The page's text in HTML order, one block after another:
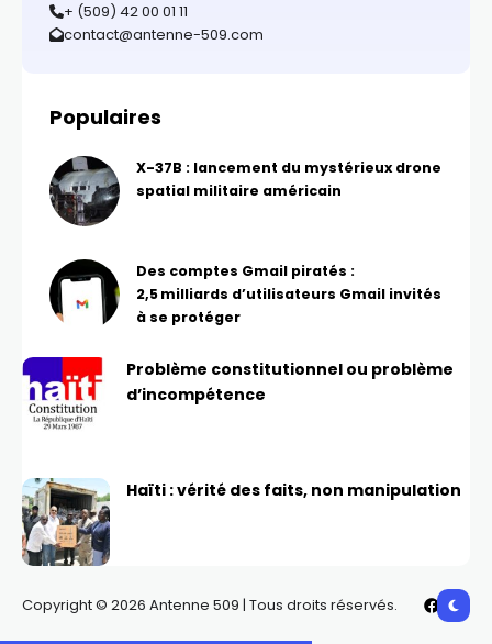
+ (509) 42 00 01 11
contact@antenne-509.com
Populaires
X-37B : lancement du mystérieux drone
spatial militaire américain
Des comptes Gmail piratés :
2,5 milliards d’utilisateurs Gmail invités
à se protéger
Problème constitutionnel ou problème
d’incompétence
Haïti : vérité des faits, non manipulation
Copyright © 2026 Antenne 509 | Tous droits réservés.